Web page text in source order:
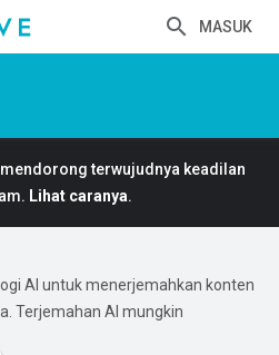
MASUK
terwujudnya keadilan
Lihat caranya.
AI untuk menerjemahkan konten
Terjemahan AI mungkin